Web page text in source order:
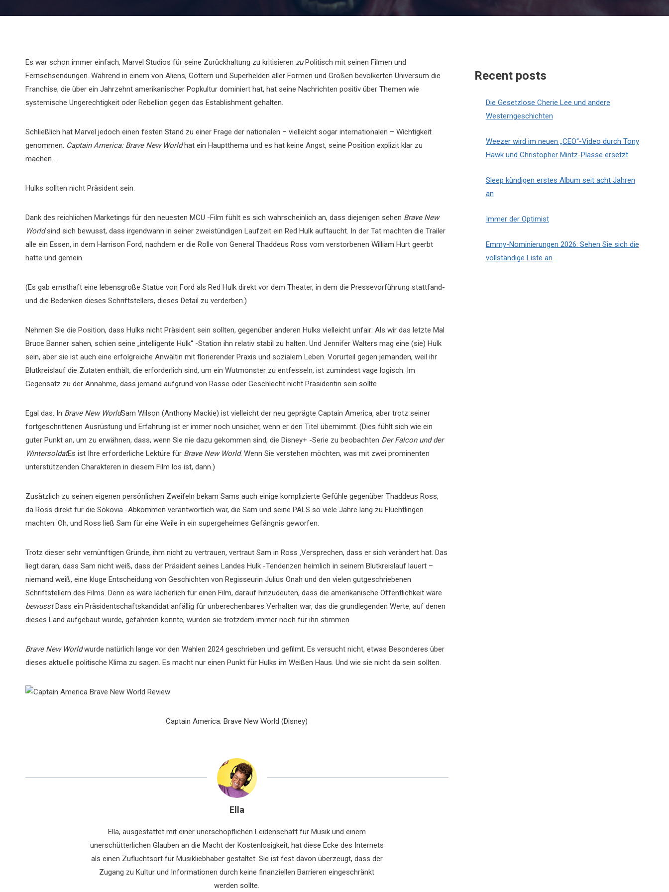
Es war schon immer einfach, Marvel Studios für seine Zurückhaltung zu kritisieren zuPolitisch mit seinen Filmen und
Fernsehsendungen. Während in einem von Aliens, Göttern und Superhelden aller Formen und Größen bevölkerten Universum die
Franchise, die über ein Jahrzehnt amerikanischer Popkultur dominiert hat, hat seine Nachrichten positiv über Themen wie
systemische Ungerechtigkeit oder Rebellion gegen das Establishment gehalten.
Schließlich hat Marvel jedoch einen festen Stand zu einer Frage der nationalen – vielleicht sogar internationalen – Wichtigkeit
genommen. Captain America: Brave New Worldhat ein Hauptthema und es hat keine Angst, seine Position explizit klar zu
machen …
Hulks sollten nicht Präsident sein.
Dank des reichlichen Marketings für den neuesten MCU -Film fühlt es sich wahrscheinlich an, dass diejenigen sehen Brave New
Worldsind sich bewusst, dass irgendwann in seiner zweistündigen Laufzeit ein Red Hulk auftaucht. In der Tat machten die Trailer
alle ein Essen, in dem Harrison Ford, nachdem er die Rolle von General Thaddeus Ross vom verstorbenen William Hurt geerbt
hatte und gemein.
(Es gab ernsthaft eine lebensgroße Statue von Ford als Red Hulk direkt vor dem Theater, in dem die Pressevorführung stattfand-
und die Bedenken dieses Schriftstellers, dieses Detail zu verderben.)
Nehmen Sie die Position, dass Hulks nicht Präsident sein sollten, gegenüber anderen Hulks vielleicht unfair: Als wir das letzte Mal
Bruce Banner sahen, schien seine „intelligente Hulk“ -Station ihn relativ stabil zu halten. Und Jennifer Walters mag eine (sie) Hulk
sein, aber sie ist auch eine erfolgreiche Anwältin mit florierender Praxis und sozialem Leben. Vorurteil gegen jemanden, weil ihr
Blutkreislauf die Zutaten enthält, die erforderlich sind, um ein Wutmonster zu entfesseln, ist zumindest vage logisch. Im
Gegensatz zu der Annahme, dass jemand aufgrund von Rasse oder Geschlecht nicht Präsidentin sein sollte.
Egal das. In Brave New WorldSam Wilson (Anthony Mackie) ist vielleicht der neu geprägte Captain America, aber trotz seiner
fortgeschrittenen Ausrüstung und Erfahrung ist er immer noch unsicher, wenn er den Titel übernimmt. (Dies fühlt sich wie ein
guter Punkt an, um zu erwähnen, dass, wenn Sie nie dazu gekommen sind, die Disney+ -Serie zu beobachten Der Falcon und der
WintersoldatEs ist Ihre erforderliche Lektüre für Brave New World. Wenn Sie verstehen möchten, was mit zwei prominenten
unterstützenden Charakteren in diesem Film los ist, dann.)
Zusätzlich zu seinen eigenen persönlichen Zweifeln bekam Sams auch einige komplizierte Gefühle gegenüber Thaddeus Ross,
da Ross direkt für die Sokovia -Abkommen verantwortlich war, die Sam und seine PALS so viele Jahre lang zu Flüchtlingen
machten. Oh, und Ross ließ Sam für eine Weile in ein supergeheimes Gefängnis geworfen.
Trotz dieser sehr vernünftigen Gründe, ihm nicht zu vertrauen, vertraut Sam in Ross ‚Versprechen, dass er sich verändert hat. Das
liegt daran, dass Sam nicht weiß, dass der Präsident seines Landes Hulk -Tendenzen heimlich in seinem Blutkreislauf lauert –
niemand weiß, eine kluge Entscheidung von Geschichten von Regisseurin Julius Onah und den vielen gutgeschriebenen
Schriftstellern des Films. Denn es wäre lächerlich für einen Film, darauf hinzudeuten, dass die amerikanische Öffentlichkeit wäre
bewusstDass ein Präsidentschaftskandidat anfällig für unberechenbares Verhalten war, das die grundlegenden Werte, auf denen
dieses Land aufgebaut wurde, gefährden konnte, würden sie trotzdem immer noch für ihn stimmen.
Brave New Worldwurde natürlich lange vor den Wahlen 2024 geschrieben und gefilmt. Es versucht nicht, etwas Besonderes über
dieses aktuelle politische Klima zu sagen. Es macht nur einen Punkt für Hulks im Weißen Haus. Und wie sie nicht da sein sollten.
Captain America: Brave New World (Disney)
Ella
Ella, ausgestattet mit einer unerschöpflichen Leidenschaft für Musik und einem
unerschütterlichen Glauben an die Macht der Kostenlosigkeit, hat diese Ecke des Internets
als einen Zufluchtsort für Musikliebhaber gestaltet. Sie ist fest davon überzeugt, dass der
Zugang zu Kultur und Informationen durch keine finanziellen Barrieren eingeschränkt
werden sollte.
Recent posts
Die Gesetzlose Cherie Lee und andere
Westerngeschichten
Weezer wird im neuen „CEO“-Video durch Tony
Hawk und Christopher Mintz-Plasse ersetzt
Sleep kündigen erstes Album seit acht Jahren
an
Immer der Optimist
Emmy-Nominierungen 2026: Sehen Sie sich die
vollständige Liste an